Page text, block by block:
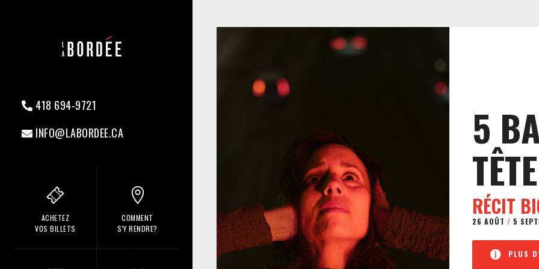
418 694-9721
INFO@LABORDEE.CA
ACHETEZ
VOS BILLETS
COMMENT
S'Y RENDRE?
5
TÊTE
RÉCIT
26 AOÛT / 5
PLUS